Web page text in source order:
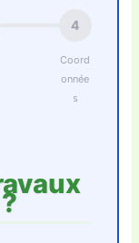
4
Coord
onnée
s